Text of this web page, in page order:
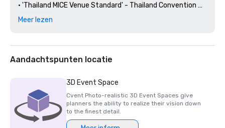
• 'Thailand MICE Venue Standard' - Thailand Convention
and Exhibition Bureau (TCEB)
• 'SafeTravels' - Raad voor Wereldreizen en Toerisme
• 'Beste trouwlocatie Azië-Pacific' - International Hotel
• 'Beste trouwlocatie Thailand' - International Hotel
Award
• 'Zeer geprezen stadshotel voor Thailand' - International
Hotel Award
• 'Green Hotel, Gold Level' - Ministerie van
Meer lezen
Aandachtspunten locatie
3D Event Space
Cvent Photo-realistic 3D Event Spaces give
planners the ability to realize their vision down
to the finest detail.